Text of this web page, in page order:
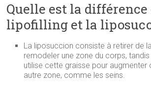
Quelle est la différence
lipofilling et la
La liposuccion consiste à retirer de
remodeler une zone du corps,
utilise cette graisse pour augmenter
autre zone, comme les seins.